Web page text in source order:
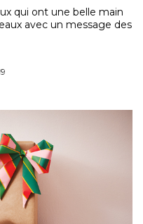
qui ont une belle main
avec un message des